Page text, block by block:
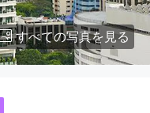
すべての写真を見る